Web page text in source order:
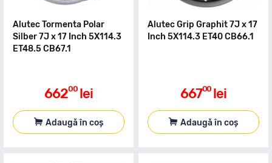
Alutec Tormenta Polar
Silber 7J x 17 Inch 5X114.3
ET48.5 CB67.1
66200 lei
Adaugă în coș
Alutec Grip Graphit 7J x 17
Inch 5X114.3 ET40 CB66.1
66700 lei
Adaugă în coș